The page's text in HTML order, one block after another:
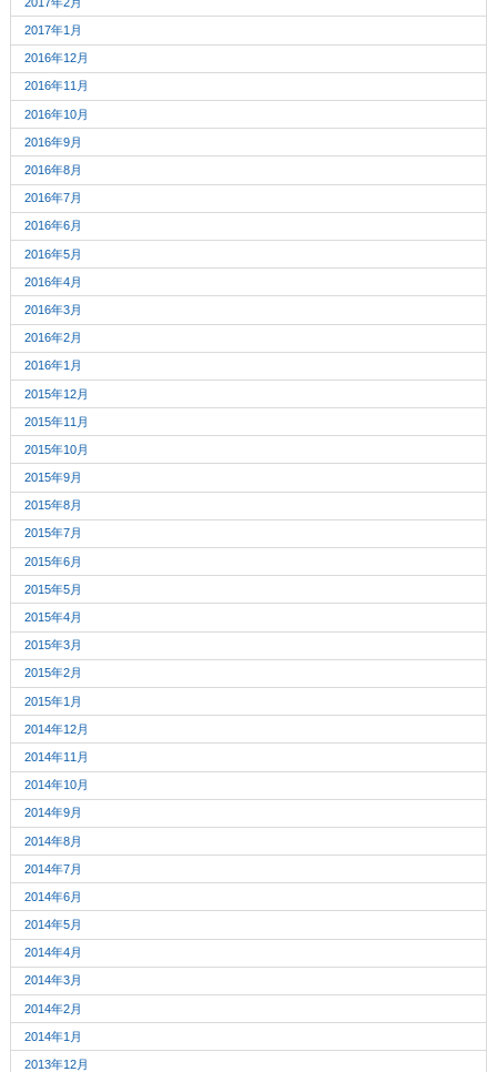
2017年1月
2016年12月
2016年11月
2016年10月
2016年9月
2016年8月
2016年7月
2016年6月
2016年5月
2016年4月
2016年3月
2016年2月
2016年1月
2015年12月
2015年11月
2015年10月
2015年9月
2015年8月
2015年7月
2015年6月
2015年5月
2015年4月
2015年3月
2015年2月
2015年1月
2014年12月
2014年11月
2014年10月
2014年9月
2014年8月
2014年7月
2014年6月
2014年5月
2014年4月
2014年3月
2014年2月
2014年1月
2013年12月